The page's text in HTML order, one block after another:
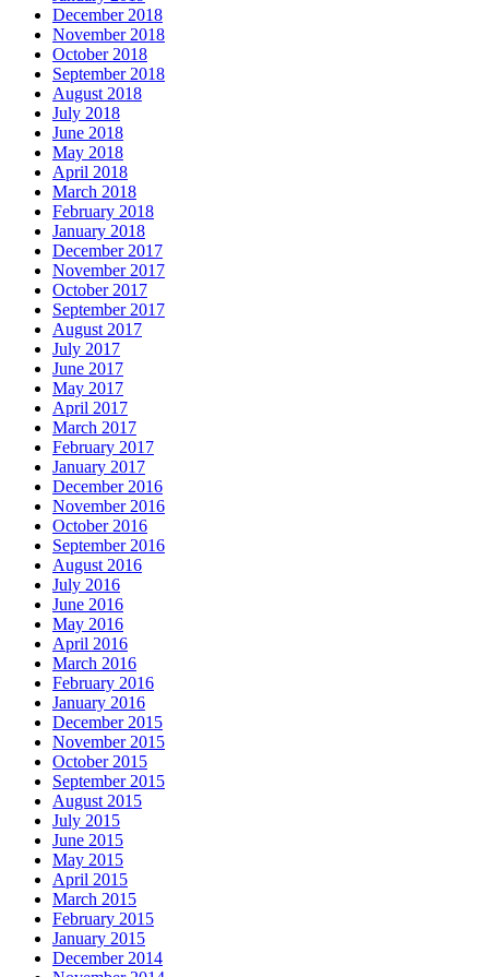
December 2018
November 2018
October 2018
September 2018
August 2018
July 2018
June 2018
May 2018
April 2018
March 2018
February 2018
January 2018
December 2017
November 2017
October 2017
September 2017
August 2017
July 2017
June 2017
May 2017
April 2017
March 2017
February 2017
January 2017
December 2016
November 2016
October 2016
September 2016
August 2016
July 2016
June 2016
May 2016
April 2016
March 2016
February 2016
January 2016
December 2015
November 2015
October 2015
September 2015
August 2015
July 2015
June 2015
May 2015
April 2015
March 2015
February 2015
January 2015
December 2014